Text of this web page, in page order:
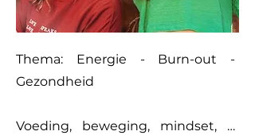
Thema: Energie - Burn-out -
Gezondheid
Voeding, beweging, mindset, …